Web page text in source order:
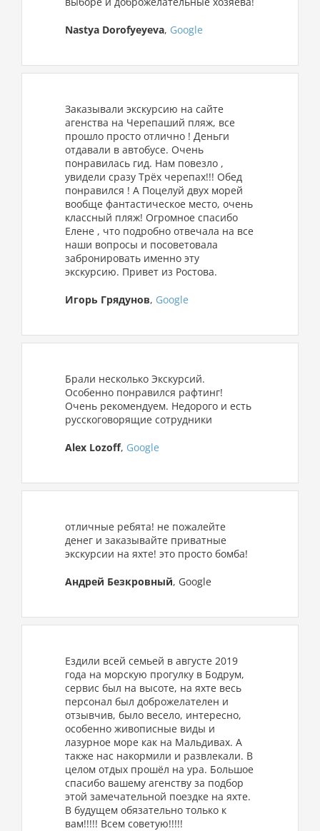
Nastya Dorofyeyeva, Google
Заказывали экскурсию на сайте
агенства на Черепаший пляж, все
прошло просто отлично ! Деньги
отдавали в автобусе. Очень
понравилась гид. Нам повезло ,
увидели сразу Трёх черепах!!! Обед
понравился ! А Поцелуй двух морей
вообще фантастическое место, очень
классный пляж! Огромное спасибо
Елене , что подробно отвечала на все
наши вопросы и посоветовала
забронировать именно эту
экскурсию. Привет из Ростова.
Игорь Грядунов, Google
Брали несколько Экскурсий.
Особенно понравился рафтинг!
Очень рекомендуем. Недорого и есть
русскоговорящие сотрудники
Alex Lozoff, Google
отличные ребята! не пожалейте
денег и заказывайте приватные
экскурсии на яхте! это просто бомба!
Андрей Безкровный, Google
Ездили всей семьей в августе 2019
года на морскую прогулку в Бодрум,
сервис был на высоте, на яхте весь
персонал был доброжелателен и
отзывчив, было весело, интересно,
особенно живописные виды и
лазурное море как на Мальдивах. А
также нас накормили и развлекали. В
целом отдых прошёл на ура. Большое
спасибо вашему агенству за подбор
этой замечательной поездке на яхте.
В будущем обязательно только к
вам!!!!! Всем советую!!!!!